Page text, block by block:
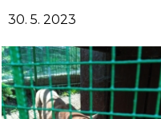
30. 5. 2023